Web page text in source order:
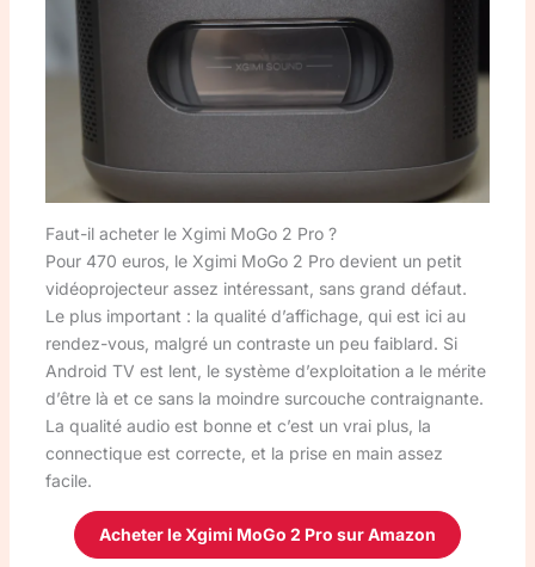
Faut-il acheter le Xgimi MoGo 2 Pro ?
Pour 470 euros, le Xgimi MoGo 2 Pro devient un petit
vidéoprojecteur assez intéressant, sans grand défaut.
Le plus important : la qualité d’affichage, qui est ici au
rendez-vous, malgré un contraste un peu faiblard. Si
Android TV est lent, le système d’exploitation a le mérite
d’être là et ce sans la moindre surcouche contraignante.
La qualité audio est bonne et c’est un vrai plus, la
connectique est correcte, et la prise en main assez
facile.
Acheter le Xgimi MoGo 2 Pro sur Amazon